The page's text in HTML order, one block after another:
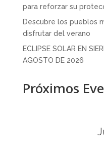
para reforzar su
Descubre los pueblos
disfrutar del verano
ECLIPSE SOLAR EN
AGOSTO DE 2026
Próximos